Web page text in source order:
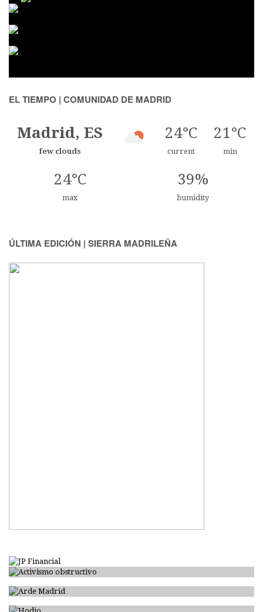
EL TIEMPO | COMUNIDAD DE MADRID
Madrid, ES
few clouds
24°C
current
21°C
min
24°C
max
39%
humidity
ÚLTIMA EDICIÓN | SIERRA MADRILEÑA
Activismo obstructivo